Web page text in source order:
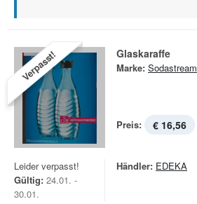
Verpasst! Glaskaraffe
Marke: Sodastream
Preis: € 16,56
Leider verpasst!
Gültig: 24.01. -
30.01.
Händler: EDEKA